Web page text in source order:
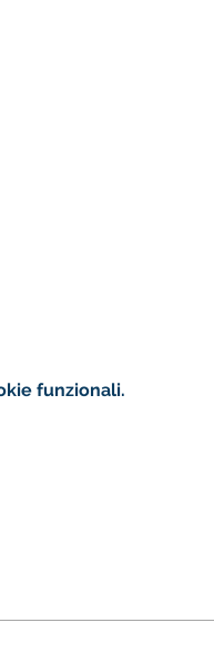
funzionali.